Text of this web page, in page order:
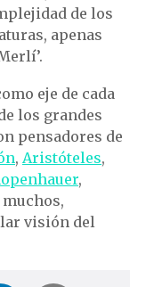
de los
apenas
eje de cada
los grandes
pensadores de
, Aristóteles,
,
visión del